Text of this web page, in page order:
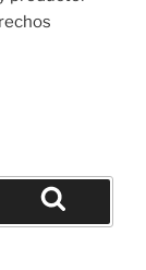
Buscar